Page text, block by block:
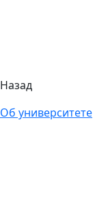
Назад
Об университете